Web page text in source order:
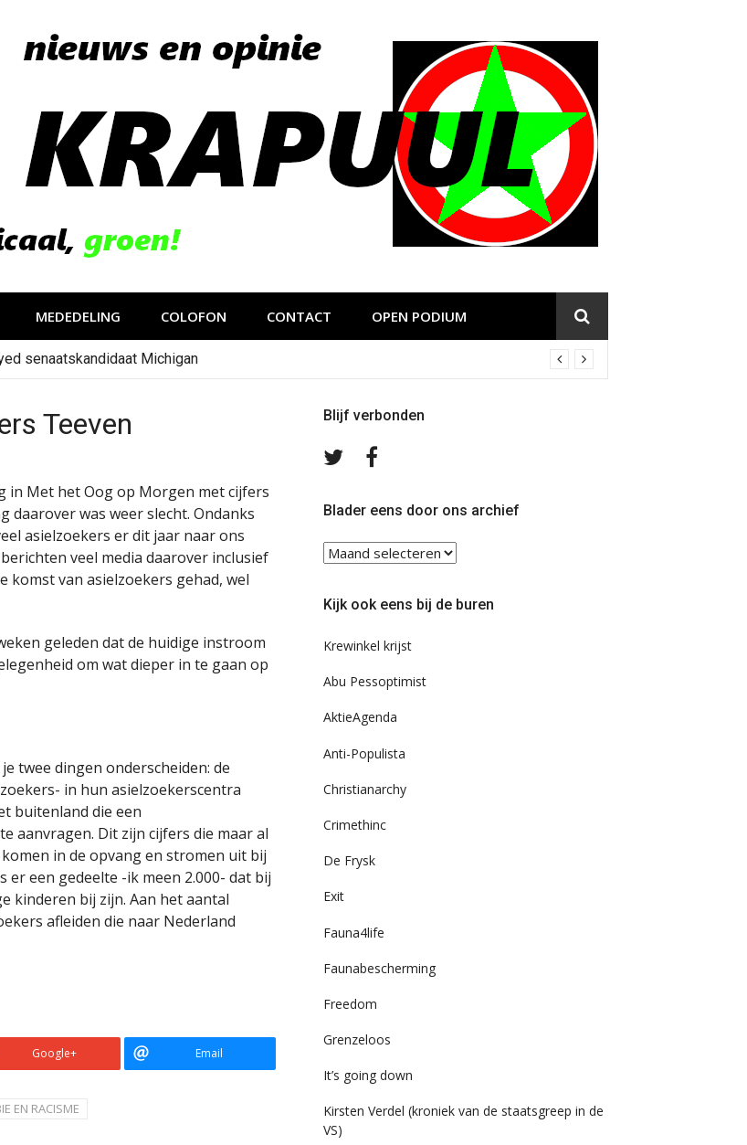
MEDEDELING COLOFON CONTACT OPEN PODIUM
senaatskandidaat Michigan
Teeven
in Met het Oog op Morgen met cijfers
daarover was weer slecht. Ondanks
asielzoekers er dit jaar naar ons
veel media daarover inclusief
komst van asielzoekers gehad, wel
geleden dat de huidige instroom
om wat dieper in te gaan op
twee dingen onderscheiden: de
in hun asielzoekerscentra
buitenland die een
aanvragen. Dit zijn cijfers die maar al
in de opvang en stromen uit bij
een gedeelte -ik meen 2.000- dat bij
kinderen bij zijn. Aan het aantal
afleiden die naar Nederland
Google+ Email
EN RACISME
Blijf verbonden
Volg
TwitterFacebook
Blader eens door ons archief
Blader
eens
ons
Kijk ook eens bij de buren
Krewinkel krijst
Abu Pessoptimist
AktieAgenda
Anti-Populista
Christianarchy
Crimethinc
De Frysk
Exit
Fauna4life
Faunabescherming
Freedom
Grenzeloos
It’s going down
Kirsten Verdel (kroniek van de staatsgreep in de
VS)